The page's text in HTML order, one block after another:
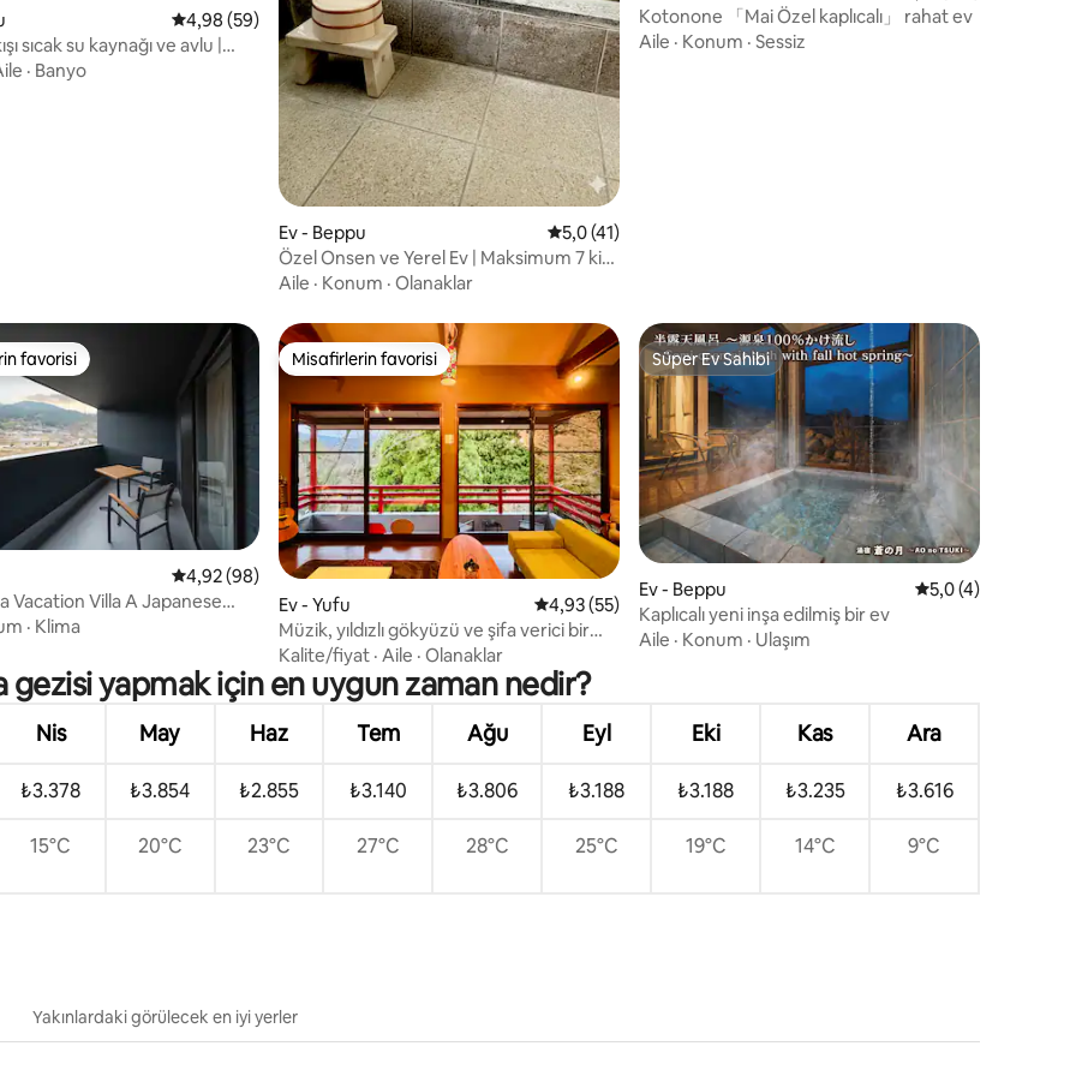
5 üzerinden ortalama 4,98 puan, 59 değerlendirme
4,98 (59)
sıcak su kaynağı ve avlu |
Villa | Bekyu İstasyonu
· Banyo
Ev - Beppu 5 üzerinden ortalama 5,0 puan, 41 değerlendirme
5,0 (41)
Özel Onsen ve Yerel Ev | Maksimum 7 kişi
| 2 ücretsiz park yeri | Beppu turizmi için
Aile · Konum · Olanaklar
Kotonone 「Mai Özel kaplıcalı」 rahat ev
Aile · Konum · Sessiz
puan, 52 değerlendirme
favorisi
favorisi
5 üzerinden ortalama 4,92 puan, 98 değerlendirme
4,92 (98)
Vacation Villa A Japanese
· Klima
Misafirlerin favorisi
Misafirlerin favorisi
Ev - Yufu 5 üzerinden ortalama 4,93 puan, 55 değerlendirme
4,93 (55)
Müzik, yıldızlı gökyüzü ve şifa verici bir
alan
Kalite/fiyat · Aile · Olanaklar
Süper Ev Sahibi
Süper Ev Sahibi
Ev - Beppu 5 üzerinden
5,0 (4)
Kaplıcalı yeni inşa edilmiş bir ev
Aile · Konum · Ulaşım
gezisi yapmak için en uygun zaman nedir?
Nis May Haz Tem Ağu Eyl Eki Kas Ara
₺3.378 ₺3.854 ₺2.855 ₺3.140 ₺3.806 ₺3.188 ₺3.188 ₺3.235 ₺3.616
15°C 20°C 23°C 27°C 28°C 25°C 19°C 14°C 9°C
Yakınlardaki görülecek en iyi yerler